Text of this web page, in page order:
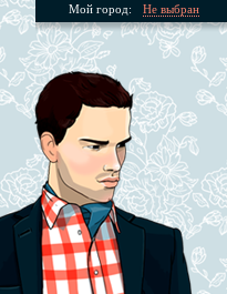
Мой город: Не выбран